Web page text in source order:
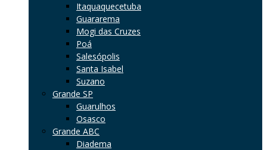
Itaquaquecetuba
Guararema
Mogi das Cruzes
Poá
Salesópolis
Santa Isabel
Suzano
Grande SP
Guarulhos
Osasco
Grande ABC
Diadema